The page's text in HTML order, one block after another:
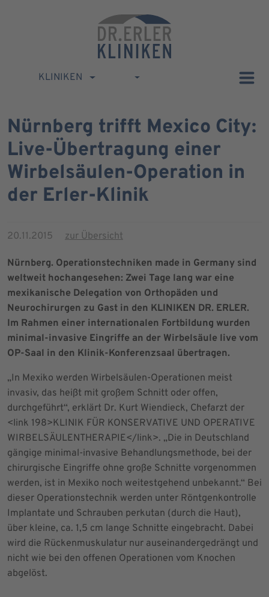
KLINIKEN
Nürnberg trifft Mexico City:
Live-Übertragung einer
Wirbelsäulen-Operation in
der Erler-Klinik
20.11.2015 zur Übersicht
Nürnberg. Operationstechniken made in Germany sind
weltweit hochangesehen: Zwei Tage lang war eine
mexikanische Delegation von Orthopäden und
Neurochirurgen zu Gast in den KLINIKEN DR. ERLER.
Im Rahmen einer internationalen Fortbildung wurden
minimal-invasive Eingriffe an der Wirbelsäule live vom
OP-Saal in den Klinik-Konferenzsaal übertragen.
„In Mexiko werden Wirbelsäulen-Operationen meist
invasiv, das heißt mit großem Schnitt oder offen,
durchgeführt“, erklärt Dr. Kurt Wiendieck, Chefarzt der
<link 198>KLINIK FÜR KONSERVATIVE UND OPERATIVE
WIRBELSÄULENTHERAPIE</link>. „Die in Deutschland
gängige minimal-invasive Behandlungsmethode, bei der
chirurgische Eingriffe ohne große Schnitte vorgenommen
werden, ist in Mexiko noch weitestgehend unbekannt.“ Bei
dieser Operationstechnik werden unter Röntgenkontrolle
Implantate und Schrauben perkutan (durch die Haut),
über kleine, ca. 1,5 cm lange Schnitte eingebracht. Dabei
wird die Rückenmuskulatur nur auseinandergedrängt und
nicht wie bei den offenen Operationen vom Knochen
abgelöst.